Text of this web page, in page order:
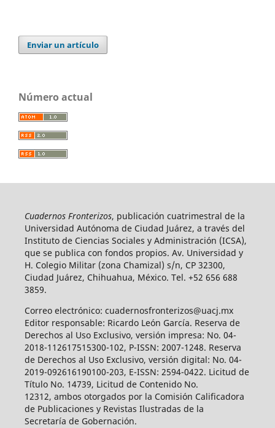
Enviar un artículo
Número actual
Cuadernos Fronterizos, publicación cuatrimestral de la
Universidad Autónoma de Ciudad Juárez, a través del
Instituto de Ciencias Sociales y Administración (ICSA),
que se publica con fondos propios. Av. Universidad y
H. Colegio Militar (zona Chamizal) s/n, CP 32300,
Ciudad Juárez, Chihuahua, México. Tel. +52 656 688
3859.
Correo electrónico: cuadernosfronterizos@uacj.mx
Editor responsable: Ricardo León García. Reserva de
Derechos al Uso Exclusivo, versión impresa: No. 04-
2018-112617515300-102, P-ISSN: 2007-1248. Reserva
de Derechos al Uso Exclusivo, versión digital: No. 04-
2019-092616190100-203, E-ISSN: 2594-0422. Licitud de
Título No. 14739, Licitud de Contenido No.
12312, ambos otorgados por la Comisión Calificadora
de Publicaciones y Revistas Ilustradas de la
Secretaría de Gobernación.